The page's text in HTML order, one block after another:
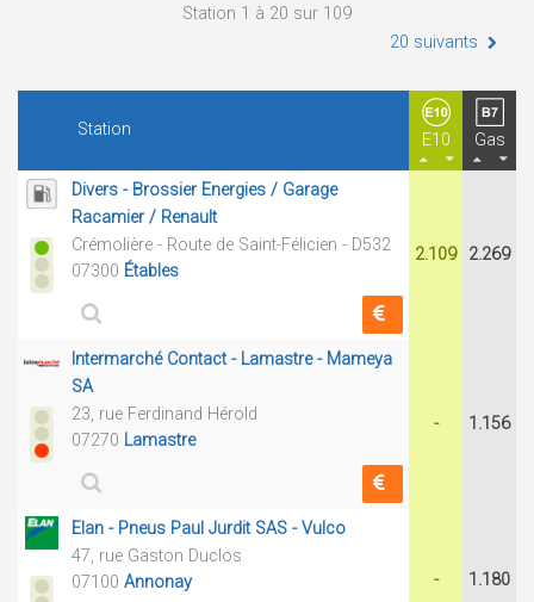
Station 1 à 20 sur 109
20 suivants
Station
E10 Gas
Divers - Brossier Energies / Garage
Racamier / Renault
Crémolière - Route de Saint-Félicien - D532
07300 Étables
2.109 2.269
Intermarché Contact - Lamastre - Mameya
SA
23, rue Ferdinand Hérold
07270 Lamastre
- 1.156
Elan - Pneus Paul Jurdit SAS - Vulco
47, rue Gaston Duclos
07100 Annonay - 1.180